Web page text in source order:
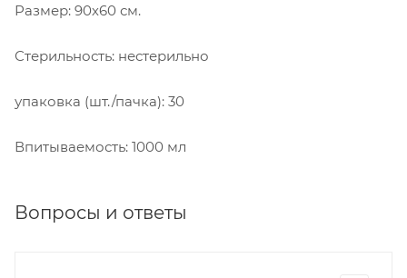
Размер: 90х60 см.
Стерильность: нестерильно
упаковка (шт./пачка): 30
Впитываемость: 1000 мл
Вопросы и ответы